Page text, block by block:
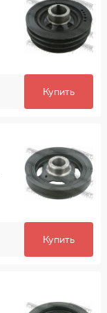
Купить
Купить